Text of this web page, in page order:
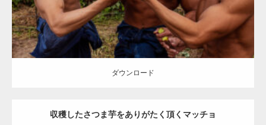
ダウンロード
収穫したさつま芋をありがたく頂くマッチョ